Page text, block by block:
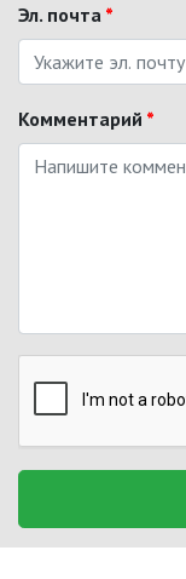
Эл. почта *
Комментарий *